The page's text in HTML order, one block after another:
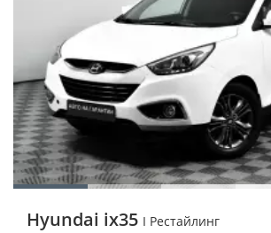
Hyundai ix35 I Рестайлинг